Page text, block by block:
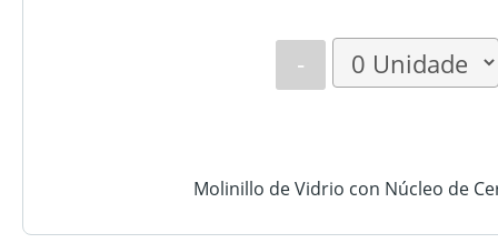
-
Molinillo de Vidrio con Núcleo de